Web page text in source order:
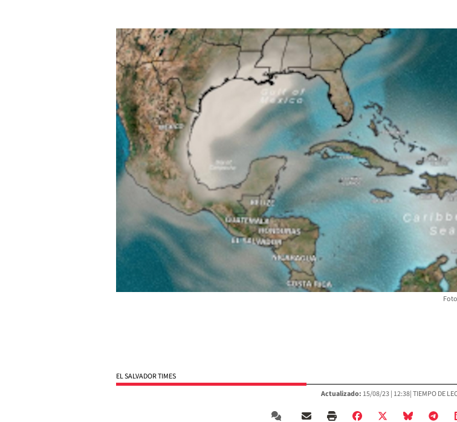
EL SALVADOR TIMES
Actualizado: 15/08/23 | 12:38| TIEMPO DE